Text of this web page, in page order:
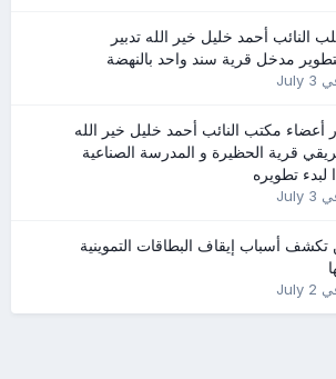
النائب أحمد خليل خير الله تدبير
مدخل قرية سند واحد بالنهضة
July 3
مكتب النائب أحمد خليل خير الله
قرية الحظيرة و المدرسة الصناعية
لبدء تطويره
July 3
تكشف أسباب إيقاف البطاقات التموينية
July 2